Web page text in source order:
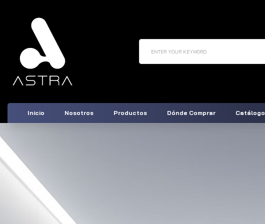
ENTER YOUR KEYWORD
Inicio Nosotros Productos Dónde Comprar Catálogo